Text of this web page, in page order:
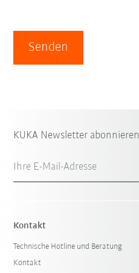
Senden
KUKA Newsletter abonnieren
Ihre E-Mail-Adresse
Kontakt
Technische Hotline und Beratung
Kontakt